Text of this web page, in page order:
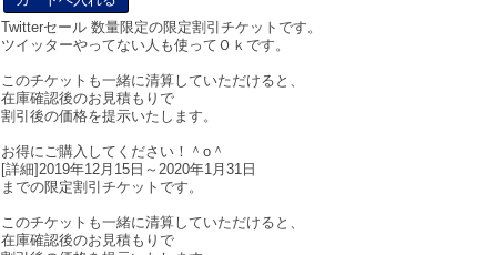
Twitterセール 数量限定の限定割引チケットです。
ツイッターやってない人も使ってＯｋです。
このチケットも一緒に清算していただけると、
在庫確認後のお見積もりで
割引後の価格を提示いたします。
お得にご購入してください！＾o＾
[詳細]2019年12月15日～2020年1月31日
までの限定割引チケットです。
このチケットも一緒に清算していただけると、
在庫確認後のお見積もりで